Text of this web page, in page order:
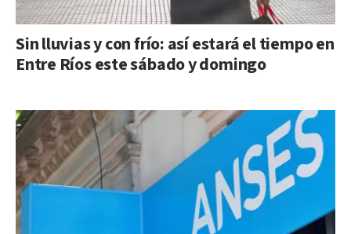
Sin lluvias y con frío: así estará el tiempo en
Entre Ríos este sábado y domingo